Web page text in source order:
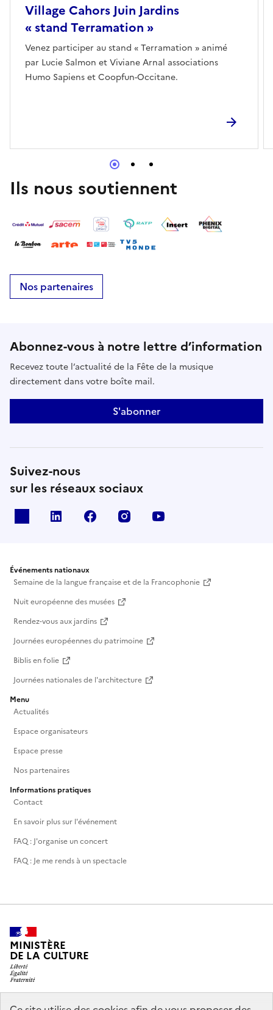
Village Cahors Juin Jardins
« stand Terramation »
Venez participer au stand « Terramation » animé
par Lucie Salmon et Viviane Arnal associations
Humo Sapiens et Coopfun-Occitane.
Ils nous soutiennent
Nos partenaires
Abonnez-vous à notre lettre d’information
Recevez toute l’actualité de la Fête de la musique
directement dans votre boîte mail.
S'abonner
Suivez-nous
sur les réseaux sociaux
Linkedin Facebook Instagram
Événements nationaux
Semaine de la langue française et de la Francophonie
Nuit européenne des musées
Rendez-vous aux jardins
Journées européennes du patrimoine
Biblis en folie
Journées nationales de l'architecture
Menu
Actualités
Espace organisateurs
Espace presse
Nos partenaires
Informations pratiques
Contact
En savoir plus sur l'événement
FAQ : J'organise un concert
FAQ : Je me rends à un spectacle
MINISTÈRE
DE LA CULTURE